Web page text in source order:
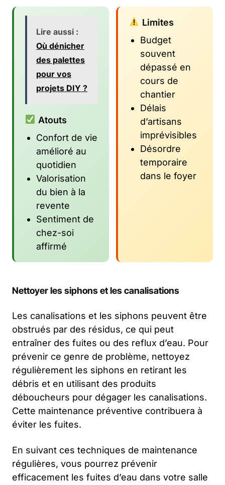
Lire aussi :
Où dénicher
des palettes
pour vos
projets DIY ?
Atouts
Confort de vie
amélioré au
quotidien
Valorisation
du bien à la
revente
Sentiment de
chez-soi
affirmé
Limites
Budget
souvent
dépassé en
cours de
chantier
Délais
d’artisans
imprévisibles
Désordre
temporaire
dans le foyer
Nettoyer les siphons et les canalisations
Les canalisations et les siphons peuvent être
obstrués par des résidus, ce qui peut
entraîner des fuites ou des reflux d’eau. Pour
prévenir ce genre de problème, nettoyez
régulièrement les siphons en retirant les
débris et en utilisant des produits
déboucheurs pour dégager les canalisations.
Cette maintenance préventive contribuera à
éviter les fuites.
En suivant ces techniques de maintenance
régulières, vous pourrez prévenir
efficacement les fuites d’eau dans votre salle